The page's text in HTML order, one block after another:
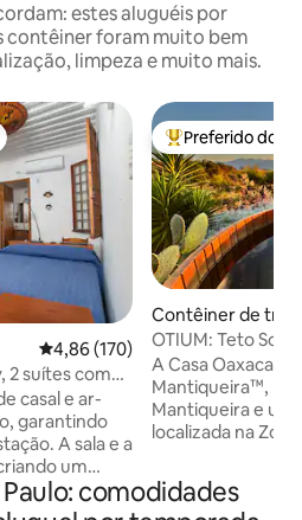
estes aluguéis por
contêiner foram muito bem
limpeza e muito mais.
4,86 de uma avaliação média de
4,86 (170)
2 suítes com
casal e ar-
garantindo
A sala e a
um
e
Duas portas
Entre os
Preferido dos
Contêiner de
onçalves
OTIUM: Teto
Starlink
A Casa Oaxaca,
Mantiqueira™,
Mantiqueira e um
localizada na
vinícolas e restaurantes.
privativa, a casa
comodidades